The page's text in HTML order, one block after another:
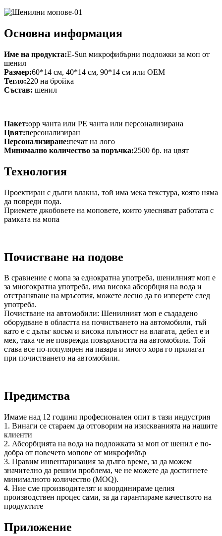
Основна информация
Име на продукта:E-Sun микрофибърни подложки за моп от
шенил
Размер:60*14 см, 40*14 см, 90*14 см или OEM
Тегло:220 на бройка
Състав: шенил
Пакет:opp чанта или PE чанта или персонализирана
Цвят:персонализиран
Персонализиране:печат на лого
Минимално количество за поръчка:2500 бр. на цвят
Технология
Проектиран с дълги влакна, той има мека текстура, която няма
да повреди пода.
Приемете джобовете на моповете, които улесняват работата с
рамката на мопа
Почистване на подове
В сравнение с мопа за еднократна употреба, шенилният моп е
за многократна употреба, има висока абсорбция на вода и
отстраняване на мръсотия, можете лесно да го изперете след
употреба.
Почистване на автомобили: Шенилният моп е създадено
оборудване в областта на почистването на автомобили, тъй
като е с дълъг косъм и висока плътност на влагата, дебел е и
мек, така че не поврежда повърхността на автомобила. Той
става все по-популярен на пазара и много хора го прилагат
при почистването на автомобили.
Предимства
Имаме над 12 години професионален опит в тази индустрия
1. Винаги се стараем да отговорим на изискванията на нашите
клиенти
2. Абсорбцията на вода на подложката за моп от шенил е по-
добра от повечето мопове от микрофибър
3. Правим инвентаризация за дълго време, за да можем
значително да решим проблема, че не можете да достигнете
минималното количество (MOQ).
4. Ние сме производителят и координираме целия
производствен процес сами, за да гарантираме качеството на
продуктите
Приложение